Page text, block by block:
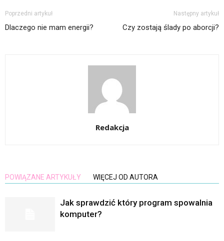
Poprzedni artykuł
Dlaczego nie mam energii?
Następny artykuł
Czy zostają ślady po aborcji?
Redakcja
POWIĄZANE ARTYKUŁY WIĘCEJ OD AUTORA
Jak sprawdzić który program spowalnia
komputer?